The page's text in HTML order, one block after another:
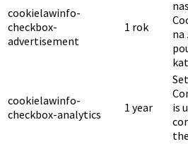
cookielawinfo-
checkbox-
advertisement
1 rok
na
cookielawinfo-
checkbox-analytics
1 year
is